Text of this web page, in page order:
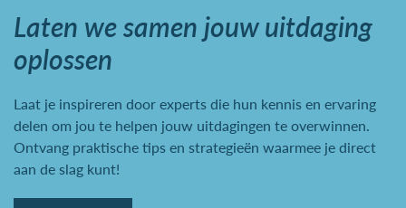
Laten we samen jouw uitdaging
oplossen
Laat je inspireren door experts die hun kennis en ervaring
delen om jou te helpen jouw uitdagingen te overwinnen.
Ontvang praktische tips en strategieën waarmee je direct
aan de slag kunt!